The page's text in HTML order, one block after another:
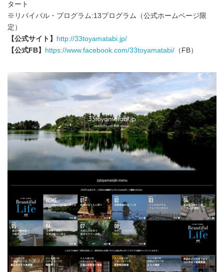
タート
※リバイバル・プログラム:13プログラム（公式ホームページ限
定）
【公式サイト】
http://33toyamatabi.jp/
【公式FB】
https://www.facebook.com/33toyamatabi/ （FB）